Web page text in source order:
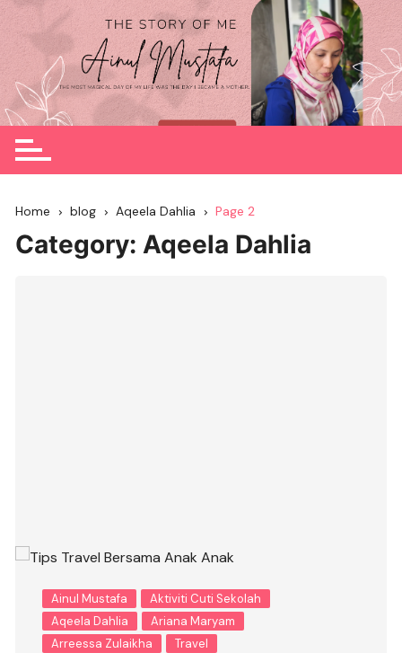
Skip
to
content
Home blog Aqeela Dahlia Page 2
Category:Aqeela Dahlia
Ainul Mustafa
Aktiviti Cuti Sekolah
Aqeela Dahlia
Ariana Maryam
Arreessa Zulaikha
Travel